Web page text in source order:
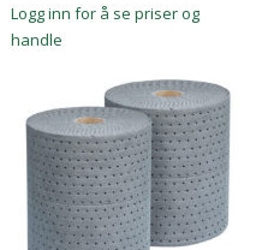
Logg inn for å se priser og
handle